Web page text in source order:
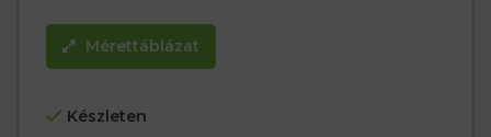
Mérettáblázat
Készleten